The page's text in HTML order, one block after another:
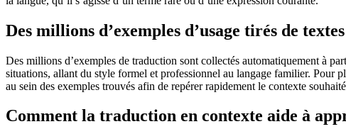
Des millions d’exemples d’usage tirés de
Des millions d’exemples de traduction sont collectés automatiquement à
situations, allant du style formel et professionnel au langage familier. Pour
au sein des exemples trouvés afin de repérer rapidement le contexte
Comment la traduction en contexte aide à